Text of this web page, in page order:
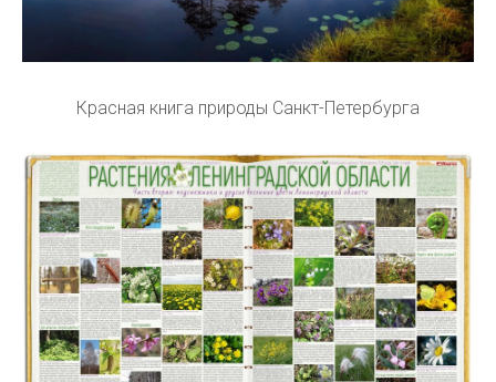
Красная книга природы Санкт-Петербурга